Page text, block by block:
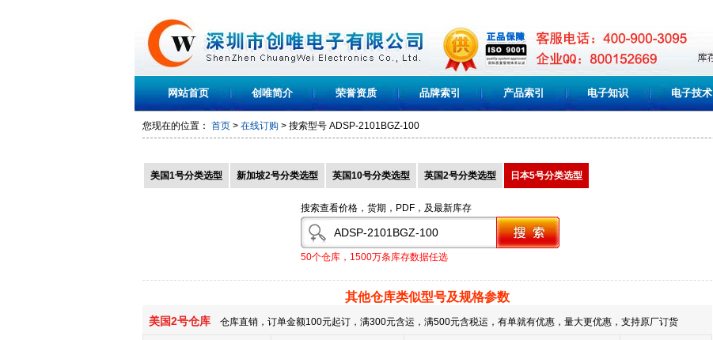
网站首页 创唯简介 荣誉资质 品牌索引 产品索引 电子知识 电子技术
您现在的位置： 首页 > 在线订购 > 搜索型号 ADSP-2101BGZ-100
美国1号分类选型 新加坡2号分类选型 英国10号分类选型 英国2号分类选型 日本5号分类选型
搜索查看价格，货期，PDF，及最新库存
50个仓库，1500万条库存数据任选
其他仓库类似型号及规格参数
美国2号仓库 仓库直销，订单金额100元起订，满300元含运，满500元含税运，有单就有优惠，量大更优惠，支持原厂订货